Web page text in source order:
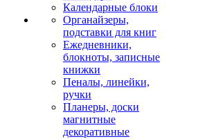
Календарные блоки
Органайзеры,
подставки для книг
Ежедневники,
блокноты, записные
книжки
Пеналы, линейки,
ручки
Планеры, доски
магнитные
декоративные